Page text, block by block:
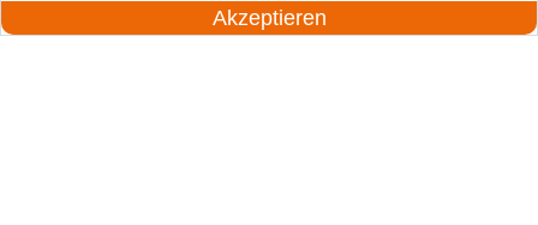
Preise
Akzeptieren